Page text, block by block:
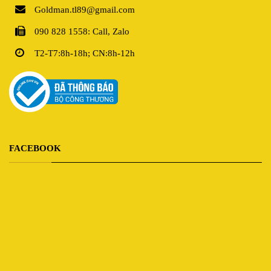
Goldman.tl89@gmail.com
090 828 1558: Call, Zalo
T2-T7:8h-18h; CN:8h-12h
FACEBOOK